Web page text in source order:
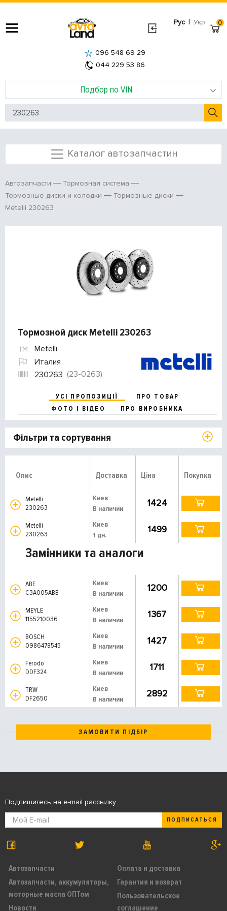
Рус | Укр
Подбор по VIN
096 548 69 29
044 229 53 86
0
Каталог автозапчастин
Автозапчасти
Тормозная система
Тормозные диски и колодки
Тормозные диски
Metelli 230263
Тормозной диск Metelli 230263
Metelli
Италия
230263 (23-0263)
УСІ ПРОПОЗИЦІЇ
ПРО ТОВАР
ФОТО І ВІДЕО
ПРО ВИРОБНИКА
Фільтри та сортування
Опис Доставка Ціна Покупка
Metelli
230263
Киев
В наличии
1424
Metelli
230263
Киев
1 дн.
1499
Замінники та аналоги
ABE
C3A005ABE
Киев
В наличии
1200
MEYLE
1155210036
Киев
В наличии
1367
BOSCH
0986478545
Киев
В наличии
1427
Ferodo
DDF324
Киев
В наличии
1711
TRW
DF2650
Киев
В наличии
2892
ЗАМОВИТИ ПІДБІР
Автозапчасти
Автозапчасти, аккумуляторы,
моторные масла ОПТом
Новости
Оплата и доставка
Гарантия и возврат
Пользовательское
соглашение
Подпишитесь на e-mail рассылку
ПОДПИСАТЬСЯ